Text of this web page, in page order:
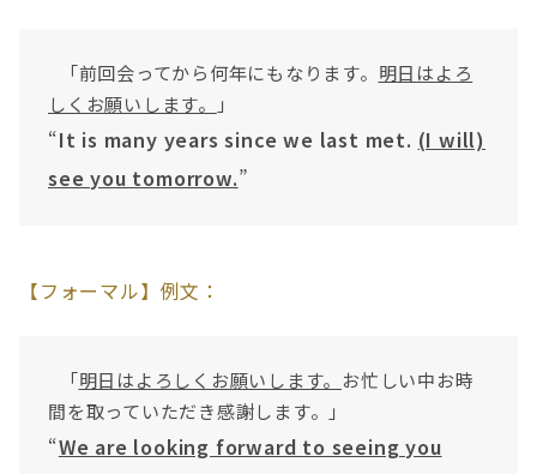
「前回会ってから何年にもなります。 明日はよろ
しくお願いします。
」
“It is many years since we last met. (I will)
see you tomorrow.”
【フォーマル】例文：
「明日はよろしくお願いします。 お忙しい中お時
間を取っていただき感謝します。」
“We are looking forward to seeing you